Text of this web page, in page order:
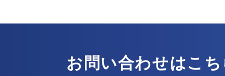
お問い合わせはこ